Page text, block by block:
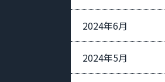
2024年6月
2024年5月